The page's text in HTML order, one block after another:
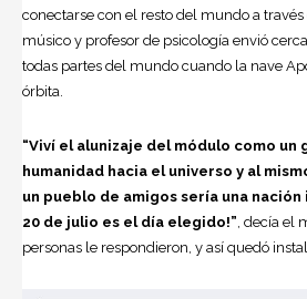
conectarse con el resto del mundo a
músico y profesor de psicología envió
todas partes del mundo cuando la nave
órbita.
“Viví el alunizaje del módulo como un
humanidad hacia el universo y al
un pueblo de amigos sería una nación
20 de julio es el día elegido!”, decía el
personas le respondieron, y así quedó